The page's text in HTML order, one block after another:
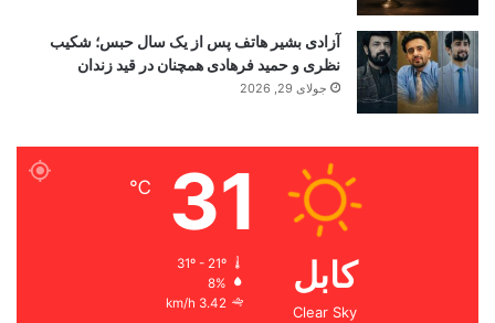
آزادی بشیر هاتف پس از یک سال حبس؛ شکیب
نظری و حمید فرهادی همچنان در قید زندان
جولای 29, 2026
کابل
Clear Sky
31
℃
31º - 21º
8%
3.42 km/h